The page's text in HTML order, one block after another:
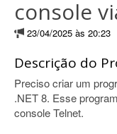
console
23/04/2025 às 20:23
Descrição do
Preciso criar um
.NET 8. Esse
console Telnet.